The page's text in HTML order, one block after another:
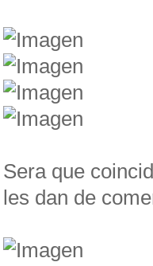
Sera que
les dan de